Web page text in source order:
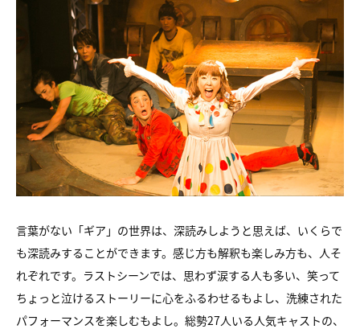
言葉がない「ギア」の世界は、深読みしようと思えば、いくらで
も深読みすることができます。感じ方も解釈も楽しみ方も、人そ
れぞれです。ラストシーンでは、思わず涙する人も多い、笑って
ちょっと泣けるストーリーに心をふるわせるもよし、洗練された
パフォーマンスを楽しむもよし。総勢27人いる人気キャストの、